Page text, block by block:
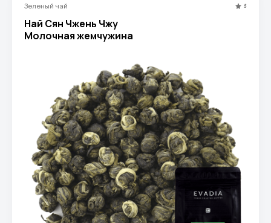
Зеленый чай 5
Най Сян Чжень Чжу
Молочная жемчужина